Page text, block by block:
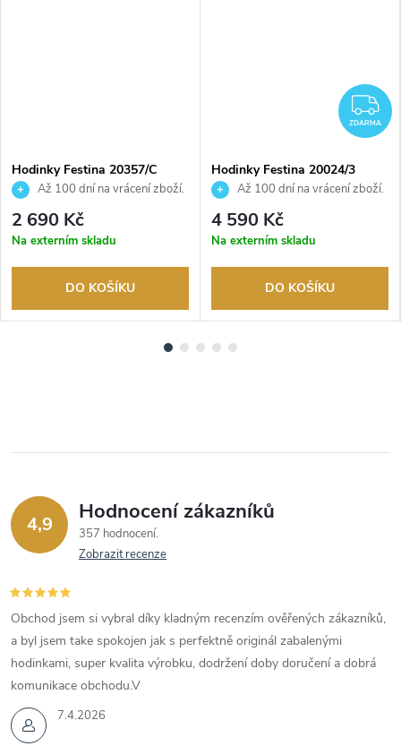
Hodinky Festina 20357/C
Až 100 dní na vrácení zboží.
Autorizovaný prodejce.
2 690 Kč
Na externím skladu
DO KOŠÍKU
ZDARMA
Hodinky Festina 20024/3
Až 100 dní na vrácení zboží.
Autorizovaný prodejce.
4 590 Kč
Na externím skladu
DO KOŠÍKU
4,9 Hodnocení zákazníků
357 hodnocení
Zobrazit recenze
7.4.2026
Obchod jsem si vybral díky kladným recenzím ověřených zákazníků,
a byl jsem take spokojen jak s perfektně originál zabalenými
hodinkami, super kvalita výrobku, dodržení doby doručení a dobrá
komunikace obchodu.V